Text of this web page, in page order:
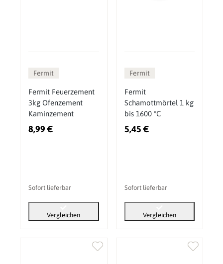
Fermit
Fermit Feuerzement
3kg Ofenzement
Kaminzement
8,99 €
Sofort lieferbar
Vergleichen
Fermit
Fermit
Schamottmörtel 1 kg
bis 1600 °C
5,45 €
Sofort lieferbar
Vergleichen